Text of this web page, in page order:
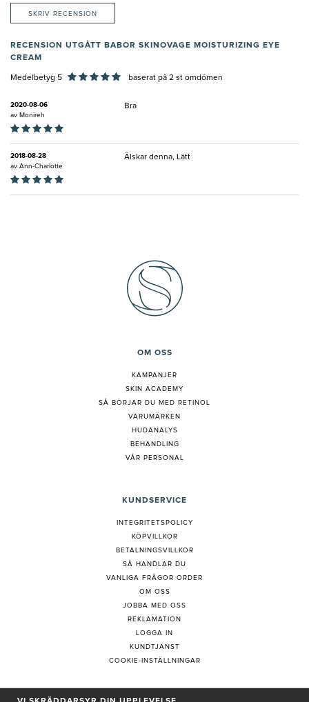
SKRIV RECENSION
RECENSION UTGÅTT BABOR SKINOVAGE MOISTURIZING EYE
CREAM
Medelbetyg 5 baserat på 2 st omdömen
2020-08-06
av Monireh
Bra
2018-08-28
av Ann-Charlotte
Älskar denna, Lätt
OM OSS
KAMPANJER
SKIN ACADEMY
SÅ BÖRJAR DU MED RETINOL
VARUMÄRKEN
HUDANALYS
BEHANDLING
VÅR PERSONAL
KUNDSERVICE
INTEGRITETSPOLICY
KÖPVILLKOR
BETALNINGSVILLKOR
SÅ HANDLAR DU
VANLIGA FRÅGOR ORDER
OM OSS
JOBBA MED OSS
REKLAMATION
LOGGA IN
KUNDTJÄNST
COOKIE-INSTÄLLNINGAR